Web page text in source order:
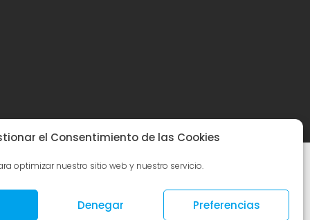
el Consentimiento de las Cookies
optimizar nuestro sitio web y nuestro servicio.
Denegar Preferencias